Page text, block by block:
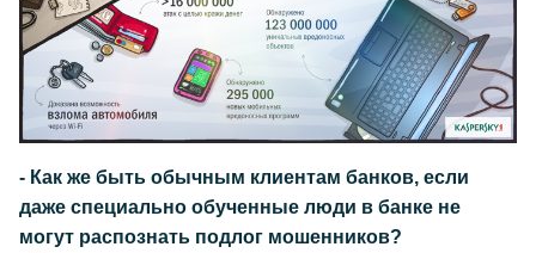
- Как же быть обычным клиентам банков, если
даже специально обученные люди в банке не
могут распознать подлог мошенников?